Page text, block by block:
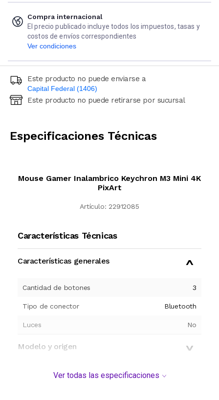
Compra internacional
El precio publicado incluye todos los impuestos, tasas y
costos de envíos correspondientes
Ver condiciones
Este producto no puede enviarse a
Capital Federal (1406)
Ingresá código postal (sólo números)
Este producto no puede retirarse por sucursal
Especificaciones Técnicas
Mouse Gamer Inalambrico Keychron M3 Mini 4K
PixArt
Artículo: 22912085
Características Técnicas
Características generales
Cantidad de botones 3
Tipo de conector Bluetooth
Luces No
Modelo y origen
Ver todas las especificaciones